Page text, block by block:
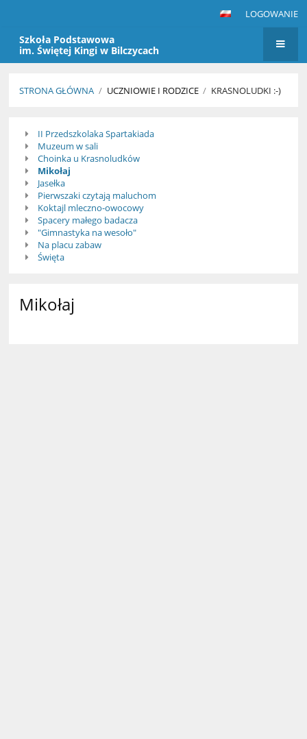
LOGOWANIE
Szkoła Podstawowa
im. Świętej Kingi w Bilczycach
STRONA GŁÓWNA / UCZNIOWIE I RODZICE / KRASNOLUDKI :-)
Krasnoludki
:-)
II Przedszkolaka Spartakiada
Muzeum w sali
Choinka u Krasnoludków
Mikołaj
Jasełka
Pierwszaki czytają maluchom
Koktajl mleczno-owocowy
Spacery małego badacza
"Gimnastyka na wesoło"
Na placu zabaw
Święta
Mikołaj